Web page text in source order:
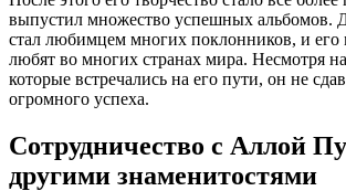
выпустил множество успешных альбомов.
стал любимцем многих поклонников, и
любят во многих странах мира. Несмотря
которые встречались на его пути, он не
огромного успеха.
Сотрудничество с Аллой
другими знаменитостями